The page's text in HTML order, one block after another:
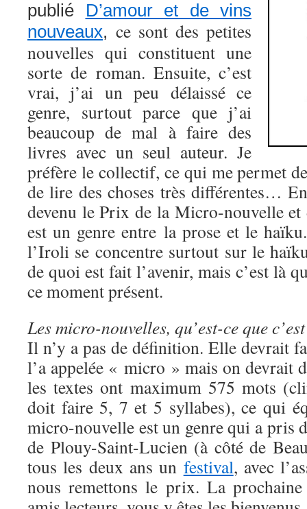
publié D’amour et de vins
nouveaux, ce sont des petites
nouvelles qui constituent une
sorte de roman. Ensuite, c’est
vrai, j’ai un peu délaissé ce
genre, surtout parce que j’ai
beaucoup de mal à faire des
livres avec un seul auteur. Je
préfère le collectif, ce qui me permet
de lire des choses très différentes…
devenu le Prix de la Micro-nouvelle
est un genre entre la prose et le
l’Iroli se concentre surtout sur le
de quoi est fait l’avenir, mais c’est là
ce moment présent.
Les micro-nouvelles, qu’est-ce que
Il n’y a pas de définition. Elle devrait
l’a appelée « micro » mais on devrait
les textes ont maximum 575 mots
doit faire 5, 7 et 5 syllabes), ce qui
micro-nouvelle est un genre qui a pris
de Plouy-Saint-Lucien (à côté de
tous les deux ans un festival, avec
nous remettons le prix. La